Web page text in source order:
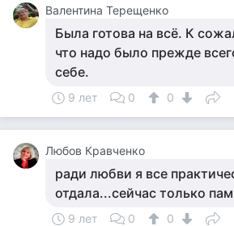
Валентина Терещенко
Была готова на всё. К
что надо было прежде
себе.
9 лет 0 0
Любов Кравченко
ради любви я все
отдала...сейчас только
9 лет 0 0